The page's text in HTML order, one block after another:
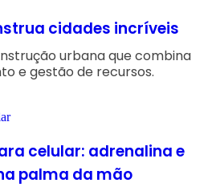
cidades incríveis
urbana que combina
e gestão de recursos.
celular: adrenalina e
palma da mão